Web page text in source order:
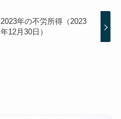
2023年の不労所得（2023
年12月30日）